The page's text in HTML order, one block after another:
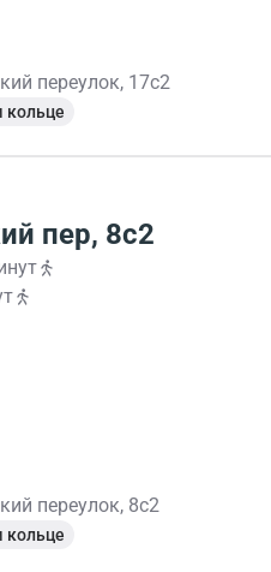
переулок, 17с2
кольце
пер, 8с2
переулок, 8с2
кольце